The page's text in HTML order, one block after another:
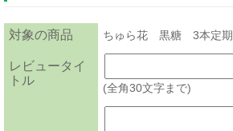
対象の商品 ちゅら花 黒糖 3本定期
レビュータイ
トル
(全角30文字まで)